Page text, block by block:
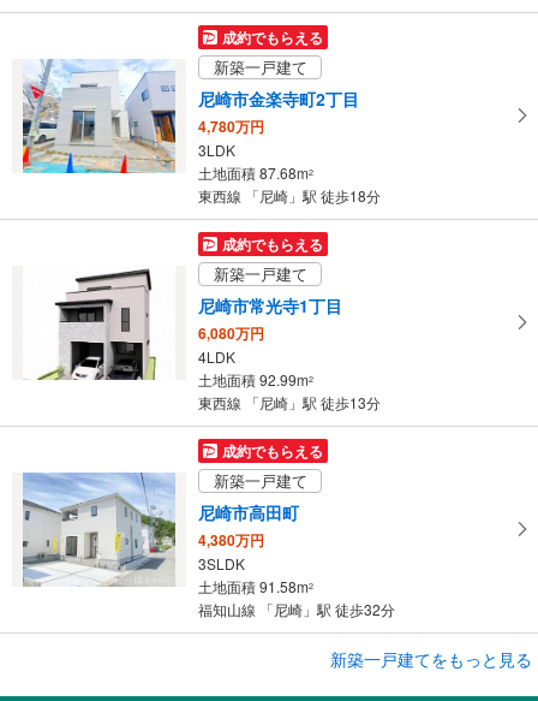
イ
ペ
ー
ジ
に
存
成約でもらえる
新築一戸建て
尼崎市金楽寺町2丁目
4,780万円
3LDK
土地面積 87.68m2
東西線 「尼崎」駅 徒歩18分
成約でもらえる
新築一戸建て
尼崎市常光寺1丁目
6,080万円
4LDK
土地面積 92.99m2
東西線 「尼崎」駅 徒歩13分
成約でもらえる
新築一戸建て
尼崎市高田町
4,380万円
3SLDK
土地面積 91.58m2
福知山線 「尼崎」駅 徒歩32分
新築一戸建てをもっと見る